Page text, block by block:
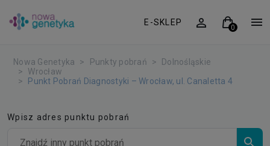
E-SKLEP
Nowa Genetyka Punkty pobrań
Dolnośląskie
Wrocław
Punkt Pobrań Diagnostyki – Wrocław, ul. Canaletta 4
Wpisz adres punktu pobrań